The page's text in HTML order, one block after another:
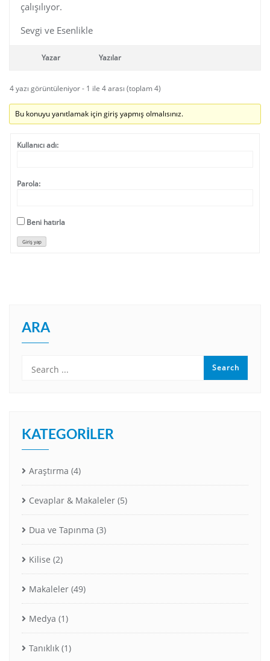
çalışılıyor.
Sevgi ve Esenlikle
Yazar Yazılar
4 yazı görüntüleniyor - 1 ile 4 arası (toplam 4)
Bu konuyu yanıtlamak için giriş yapmış olmalısınız.
Kullanıcı adı:
Parola:
Beni hatırla
Giriş yap
ARA
KATEGORILER
Araştırma (4)
Cevaplar & Makaleler (5)
Dua ve Tapınma (3)
Kilise (2)
Makaleler (49)
Medya (1)
Tanıklık (1)